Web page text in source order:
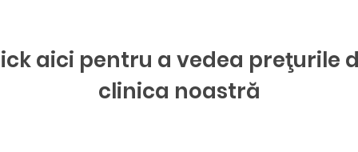
aici pentru a vedea preţurile
clinica noastră